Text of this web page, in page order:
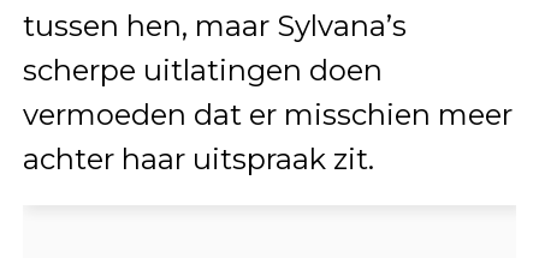
tussen hen, maar Sylvana’s
scherpe uitlatingen doen
vermoeden dat er misschien meer
achter haar uitspraak zit.